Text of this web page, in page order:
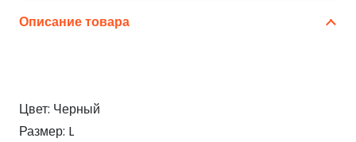
Описание товара
Цвет: Черный
Размер: L